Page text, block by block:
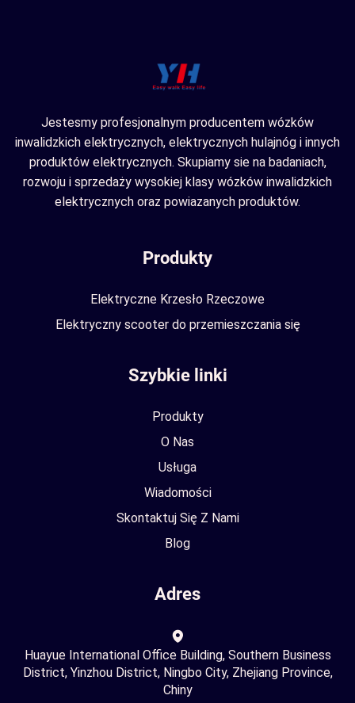
Jestesmy profesjonalnym producentem wózków
inwalidzkich elektrycznych, elektrycznych hulajnóg i innych
produktów elektrycznych. Skupiamy sie na badaniach,
rozwoju i sprzedaży wysokiej klasy wózków inwalidzkich
elektrycznych oraz powiazanych produktów.
Produkty
Elektryczne Krzesło Rzeczowe
Elektryczny scooter do przemieszczania się
Szybkie linki
Produkty
O Nas
Usługa
Wiadomości
Skontaktuj Się Z Nami
Blog
Adres
Huayue International Office Building, Southern Business
District, Yinzhou District, Ningbo City, Zhejiang Province,
Chiny